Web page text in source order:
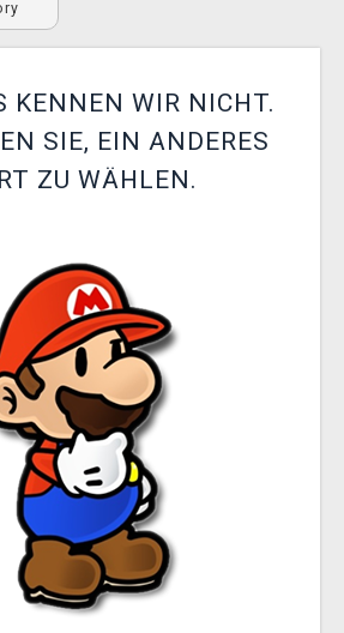
KENNEN WIR NICHT.
SIE, EIN ANDERES
ZU WÄHLEN.